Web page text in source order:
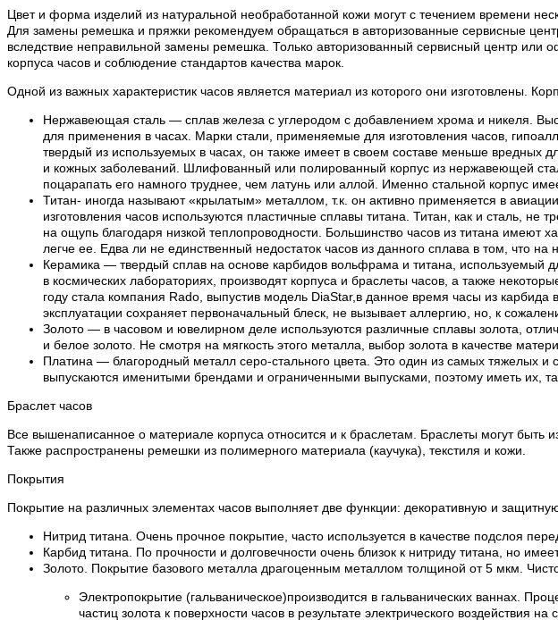
Цвет и форма изделий из натуральной необработанной кожи могут с течением времени
Для замены ремешка и пряжки рекомендуем обращаться в авторизованные сервисные
вследствие неправильной замены ремешка. Только авторизованный сервисный центр или
корпуса часов и соблюдение стандартов качества марок.
Одной из важных характеристик часов является материал из которого они изготовлены.
Нержавеющая сталь — сплав железа с углеродом с добавлением хрома и никеля.
для применения в часах. Марки стали, применяемые для изготовления часов,
твердый из используемых в часах, он также имеет в своем составе меньше вредных
и кожных заболеваний. Шлифованный или полированный корпус из нержавеющей
поцарапать его намного труднее, чем латунь или аллой. Именно стальной корпус
Титан- иногда называют «крылатым» металлом, т.к. он активно применяется в
изготовления часов используются пластичные сплавы титана. Титан, как и сталь,
на ощупь благодаря низкой теплопроводности. Большинство часов из титана имеют
легче ее. Едва ли не единственный недостаток часов из данного сплава в том, что
Керамика — твердый сплав на основе карбидов вольфрама и титана, используемый
в космических лабораториях, производят корпуса и браслеты часов, а также
году стала компания Rado, выпустив модель DiaStar,в данное время часы из
эксплуатации сохраняет первоначальный блеск, не вызывает аллергию, но, к
Золото — в часовом и ювелирном деле используются различные сплавы золота,
и белое золото. Не смотря на мягкость этого металла, выбор золота в качестве
Платина — благородный металл серо-стального цвета. Это один из самых тяжелых
выпускаются именитыми брендами и ограниченными выпусками, поэтому иметь их,
Браслет часов
Все вышенаписанное о материале корпуса относится и к браслетам. Браслеты могут
Также распространены ремешки из полимерного материала (каучука), текстиля и кожи.
Покрытия
Покрытие на различных элементах часов выполняет две функции: декоративную и
Нитрид титана. Очень прочное покрытие, часто используется в качестве подслоя
Карбид титана. По прочности и долговечности очень близок к нитриду титана, но
Золото. Покрытие базового металла драгоценным металлом толщиной от 5 мкм.
Электропокрытие (гальваническое)производится в гальванических ваннах.
частиц золота к поверхности часов в результате электрического